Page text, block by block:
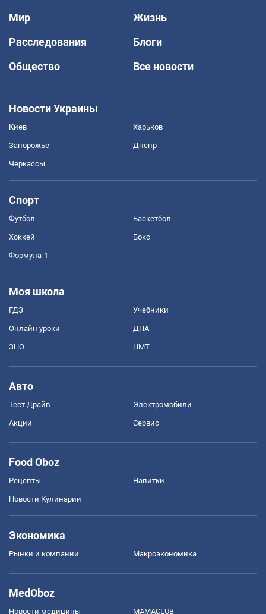
Мир
Жизнь
Расследования
Блоги
Общество
Все новости
Новости Украины
Киев Харьков
Запорожье Днепр
Черкассы
Спорт
Футбол Баскетбол
Хоккей Бокс
Формула-1
Моя школа
ГДЗ Учебники
Онлайн уроки ДПА
ЗНО НМТ
Авто
Тест Драйв Электромобили
Акции Сервис
Food Oboz
Рецепты Напитки
Новости Кулинарии
Экономика
Рынки и компании Mакроэкономика
MedOboz
Новости медицины MAMACLUB